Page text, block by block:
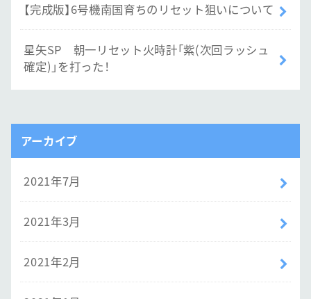
【完成版】6号機南国育ちのリセット狙いについて
星矢SP 朝一リセット火時計「紫(次回ラッシュ
確定)」を打った！
アーカイブ
2021年7月
2021年3月
2021年2月